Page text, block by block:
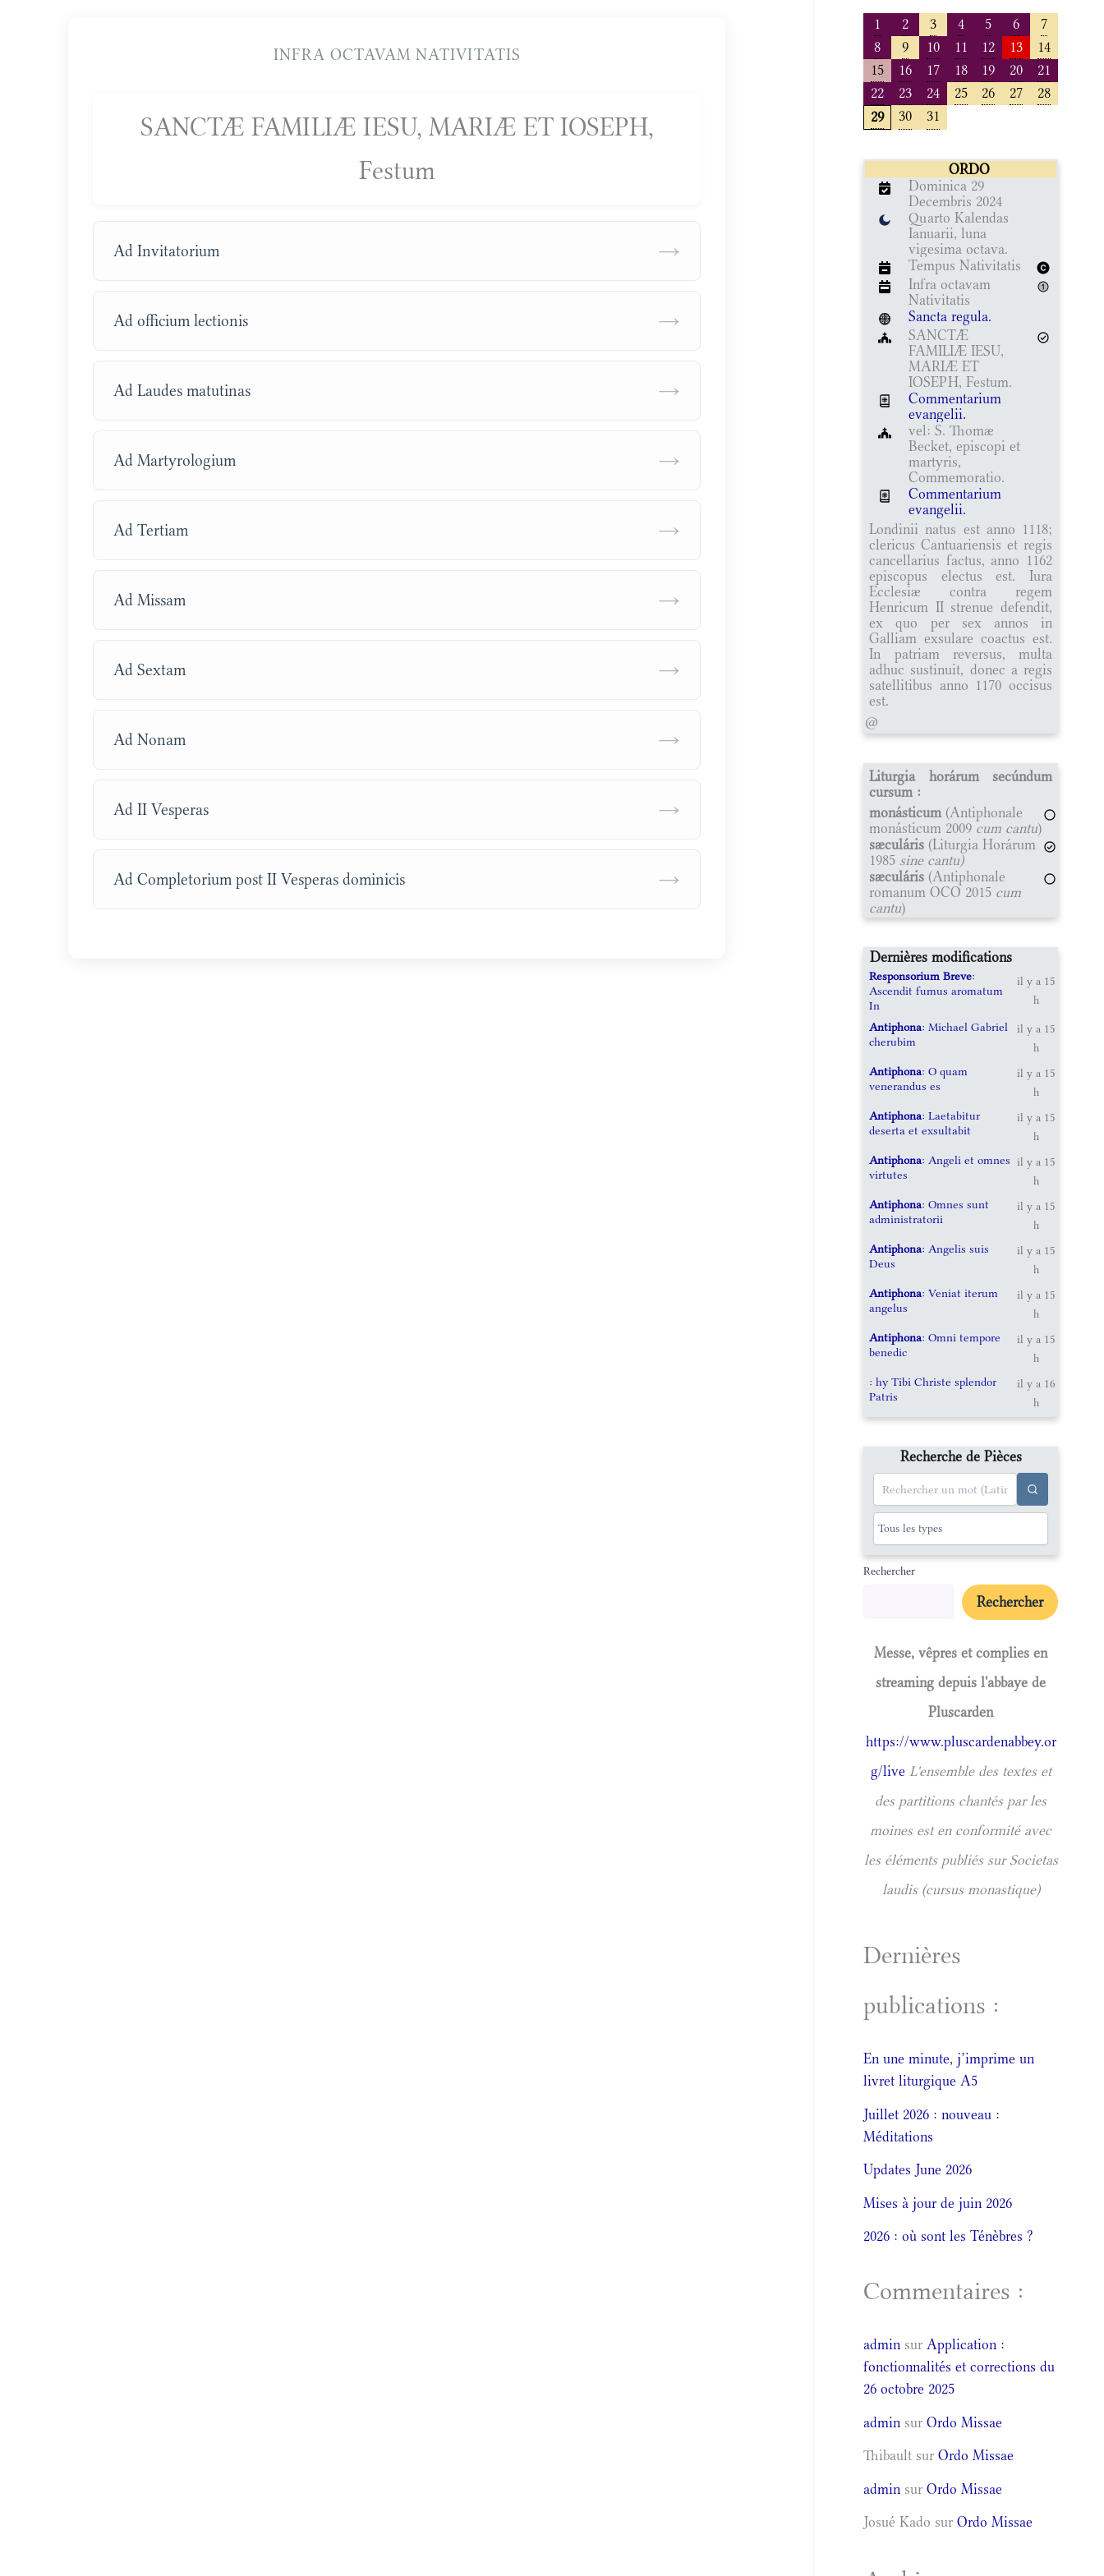
INFRA OCTAVAM NATIVITATIS
SANCTÆ FAMILIÆ IESU, MARIÆ ET IOSEPH,
Festum
Ad Invitatorium →
Ad officium lectionis →
Ad Laudes matutinas →
Ad Martyrologium →
Ad Tertiam →
Ad Missam →
Ad Sextam →
Ad Nonam →
Ad II Vesperas →
Ad Completorium post II Vesperas dominicis →
1 2 3 4 5 6
7
8
9 10 11 12 13
14
15
16 17 18 19 20
21
22
23 24 25 26 27
28
29
30 31
ORDO
Dominica 29
Decembris 2024
Quarto Kalendas
Ianuarii, luna
vigesima octava.
Tempus Nativitatis
Infra octavam
Nativitatis
Sancta regula.
SANCTÆ
FAMILIÆ IESU,
MARIÆ ET
IOSEPH, Festum.
Commentarium
evangelii.
vel: S. Thomæ
Becket, episcopi et
martyris,
Commemoratio.
Commentarium
evangelii.
Londinii natus est anno 1118;
clericus Cantuariensis et regis
cancellarius factus, anno 1162
episcopus electus est. Iura
Ecclesiæ contra regem
Henricum II strenue defendit,
ex quo per sex annos in
Galliam exsulare coactus est.
In patriam reversus, multa
adhuc sustinuit, donec a regis
satellitibus anno 1170 occisus
est.
@
Liturgia horárum secúndum
cursum :
monásticum (Antiphonale
monásticum 2009 cum cantu)
sæculáris (Liturgia Horárum
1985 sine cantu)
sæculáris (Antiphonale
romanum OCO 2015 cum
cantu)
Dernières modifications
Responsorium Breve:
Ascendit fumus aromatum
In
il y a 15
h
Antiphona: Michael Gabriel
cherubim
il y a 15
h
Antiphona: O quam
venerandus es
il y a 15
h
Antiphona: Laetabitur
deserta et exsultabit
il y a 15
h
Antiphona: Angeli et omnes
virtutes
il y a 15
h
Antiphona: Omnes sunt
administratorii
il y a 15
h
Antiphona: Angelis suis
Deus
il y a 15
h
Antiphona: Veniat iterum
angelus
il y a 15
h
Antiphona: Omni tempore
benedic
il y a 15
h
: hy Tibi Christe splendor
Patris
il y a 16
h
Recherche de Pièces
Rechercher
Rechercher
Messe, vêpres et complies en
streaming depuis l'abbaye de
Pluscarden
https://www.pluscardenabbey.or
g/live L'ensemble des textes et
des partitions chantés par les
moines est en conformité avec
les éléments publiés sur Societas
laudis (cursus monastique)
Dernières
publications :
En une minute, j’imprime un
livret liturgique A5
Juillet 2026 : nouveau :
Méditations
Updates June 2026
Mises à jour de juin 2026
2026 : où sont les Ténèbres ?
Commentaires :
admin surApplication :
fonctionnalités et corrections du
26 octobre 2025
admin surOrdo Missae
Thibault surOrdo Missae
admin surOrdo Missae
Josué Kado surOrdo Missae